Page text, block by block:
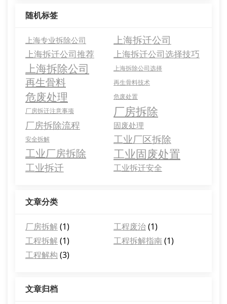
随机标签
上海专业拆除公司 上海拆迁公司
上海拆迁公司推荐 上海拆迁公司选择技巧
上海拆除公司 上海拆除公司选择
再生骨料 再生骨料技术
危废处理
危废处置
厂房拆迁注意事项
厂房拆除
厂房拆除流程 固废处理
安全拆解 工业厂区拆除
工业厂房拆除 工业固废处置
工业拆迁 工业拆迁安全
文章分类
厂房拆解(1) 工程废治(1)
工程拆解(1) 工程拆解指南(1)
工程解构 (3)
文章归档